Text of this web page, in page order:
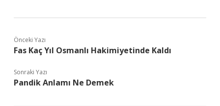
Önceki Yazı
Fas Kaç Yıl Osmanlı Hakimiyetinde Kaldı
Sonraki Yazı
Pandik Anlamı Ne Demek